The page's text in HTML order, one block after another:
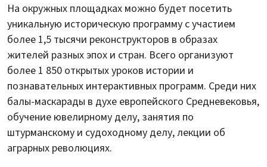
На окружных площадках можно будет посетить
уникальную историческую программу с участием
более 1,5 тысячи реконструкторов в образах
жителей разных эпох и стран. Всего организуют
более 1 850 открытых уроков истории и
познавательных интерактивных программ. Среди них
балы-маскарады в духе европейского Средневековья,
обучение ювелирному делу, занятия по
штурманскому и судоходному делу, лекции об
аграрных революциях.